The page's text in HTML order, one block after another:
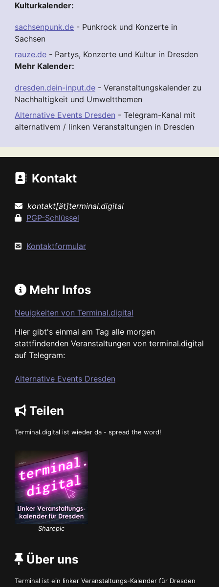
Kulturkalender:
sachsenpunk.de - Punkrock und Konzerte in
Sachsen
rauze.de - Partys, Konzerte und Kultur in Dresden
Mehr Kalender:
dresden.dein-input.de - Veranstaltungskalender zu
Nachhaltigkeit und Umweltthemen
Alternative Events Dresden - Telegram-Kanal mit
alternativem / linken Veranstaltungen in Dresden
Kontakt
kontakt[ät]terminal.digital
PGP-Schlüssel
Kontaktformular
Mehr Infos
Neuigkeiten von Terminal.digital
Hier gibt's einmal am Tag alle morgen
stattfindenden Veranstaltungen von terminal.digital
auf Telegram:
Alternative Events Dresden
Teilen
Terminal.digital ist wieder da - spread the word!
Sharepic
Über uns
Terminal ist ein linker Veranstaltungs-Kalender für Dresden